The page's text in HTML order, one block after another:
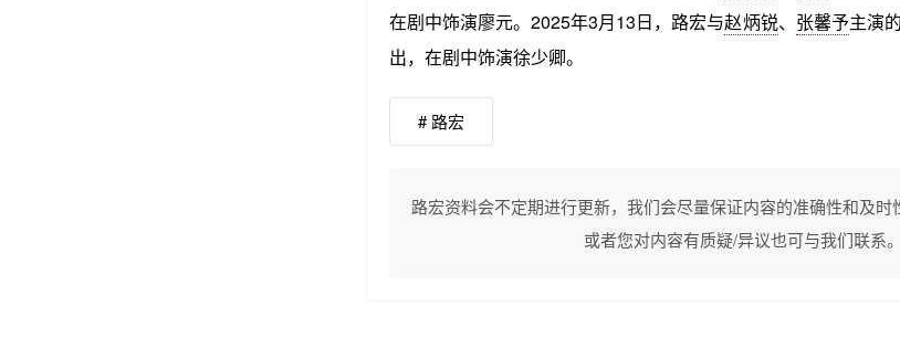
在剧中饰演廖元。2025年3月13日，路宏与赵炳锐、 张馨予主演
出，在剧中饰演徐少卿。
# 路宏
路宏资料会不定期进行更新，我们会尽量保证内容的准确性和及时
或者您对内容有质疑/异议也可与我们联系。